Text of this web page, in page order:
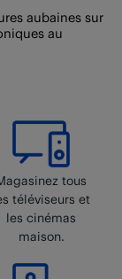
pour
Vous ne
de
aubaines sur
au
tous
téléviseurs et
les cinémas
maison.